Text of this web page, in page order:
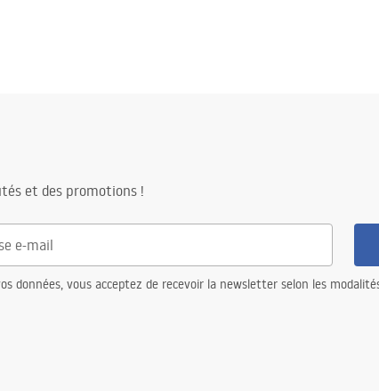
et des promotions !
données, vous acceptez de recevoir la newsletter selon les